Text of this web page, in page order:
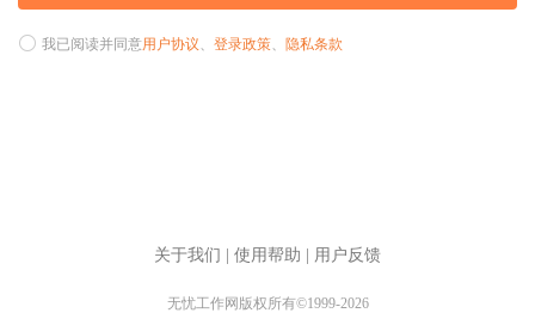
我已阅读并同意用户协议、 登录政策、 隐私条款
关于我们 使用帮助 用户反馈
无忧工作网版权所有©1999-2026